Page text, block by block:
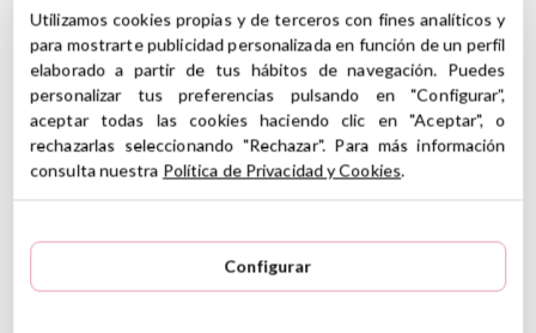
Información sobre el fabricante y/o importador/distribuidor
dentro de la UE, que garantiza que el producto cumple con
los requisitos y regulaciones de acuerdo con la legislación
sobre Seguridad General de Productos (GPSR).
Productos Infantiles Tutete S.L.
Dirección: C/ Yecla 10, Polígono industrial La Polvorista,
5
10 Reseñas
5
9
4
1
3
0
Opiniones de clientes
Utilizamos cookies propias y de terceros con fines analíticos y
para mostrarte publicidad personalizada en función de un perfil
elaborado a partir de tus hábitos de navegación. Puedes
personalizar tus preferencias pulsando en "Configurar",
aceptar todas las cookies haciendo clic en "Aceptar", o
rechazarlas seleccionando "Rechazar". Para más información
consulta nuestra Política de Privacidad y Cookies.
Configurar